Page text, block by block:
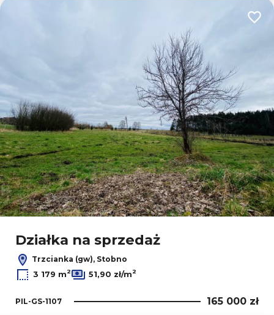
Działka na sprzedaż
Trzcianka (gw), Stobno
3 179 m2 51,90 zł/m2
PIL-GS-1107 165 000 zł